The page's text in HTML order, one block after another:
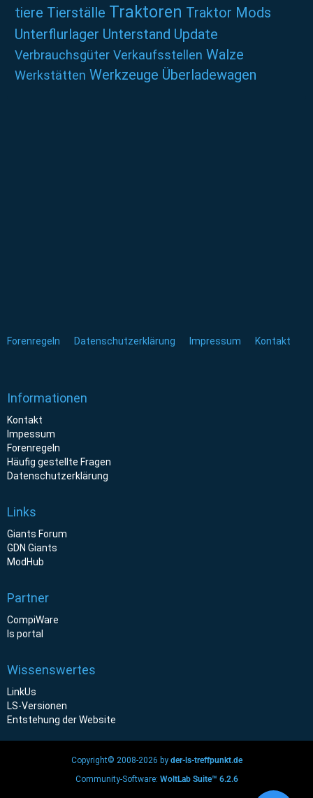
tiere Tierställe Traktoren Traktor Mods
Unterflurlager Unterstand Update
Verbrauchsgüter Verkaufsstellen Walze
Werkstätten Werkzeuge Überladewagen
Forenregeln Datenschutzerklärung Impressum Kontakt
Informationen
Kontakt
Impessum
Forenregeln
Häufig gestellte Fragen
Datenschutzerklärung
Links
Giants Forum
GDN Giants
ModHub
Partner
CompiWare
ls portal
Wissenswertes
LinkUs
LS-Versionen
Entstehung der Website
Copyright© 2008-2026 by der-ls-treffpunkt.de
Community-Software: WoltLab Suite™ 6.2.6